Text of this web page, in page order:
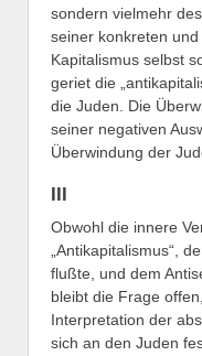
sondern vielmehr
seiner konkreten
Kapitalismus selbst
geriet die
die Juden. Die
seiner negativen
Überwindung der
Obwohl die innere
„Antikapitalismus“,
flußte, und dem
bleibt die Frage
Interpretation der
sich an den Juden